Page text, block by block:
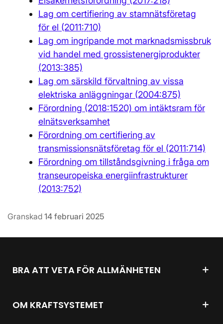
Lag om certifiering av stamnätsföretag
för el (2011:710)
Lag om ingripande mot marknadsmissbruk
vid handel med grossistenergiprodukter
(2013:385)
Lag om särskild förvaltning av vissa
elektriska anläggningar (2004:875)
Förordning (2018:1520) om intäktsram för
elnätsverksamhet
Förordning om certifiering av
transmissionsnätsföretag för el (2011:714)
Förordning om tillståndsgivning i fråga om
transeuropeiska energiinfrastrukturer
(2013:752)
Granskad 14 februari 2025
BRA ATT VETA FÖR ALLMÄNHETEN
OM KRAFTSYSTEMET